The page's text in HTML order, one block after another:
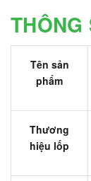
THÔNG
Tên sản
phẩm
Thương
hiệu lốp